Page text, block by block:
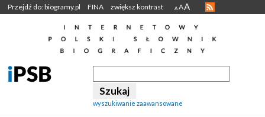
Przejdź do: biogramy.pl FINA zwiększ kontrast A AA
wyszukiwanie zaawansowane